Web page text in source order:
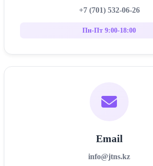
+7 (701) 532-06-26
Пн-Пт 9:00-18:00
Email
info@jtns.kz